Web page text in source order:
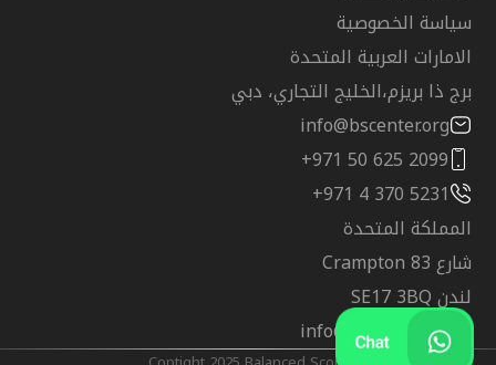
سياسة الخصوصية
الامارات العربية المتحدة
برج ذا بريزم،الخليج التجاري، دبي
info@bscenter.org
+971 50 625 2099
+971 4 370 5231
المملكة المتحدة
شارع Crampton 83
لندن SE17 3BQ
info@bscenter.org